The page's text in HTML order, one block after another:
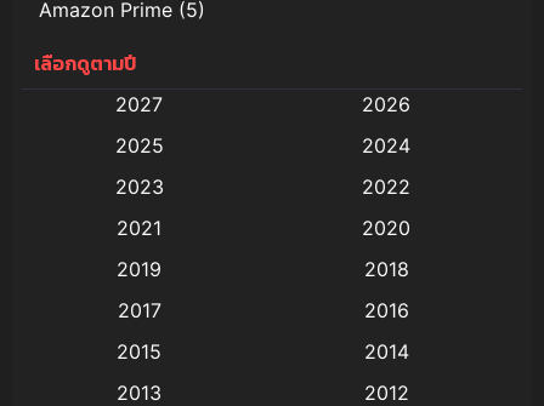
Amazon Prime (5)
Anal (ประตูหลัง)
Animation การ์ตูน
Animation อนิเมะ
Animation แอนิเมชั่น
(9)
เลือกดูตามปี
2027
2026
2025
2024
2023
2022
2021
2020
2019
2018
2017
2016
2015
2014
2013
2012